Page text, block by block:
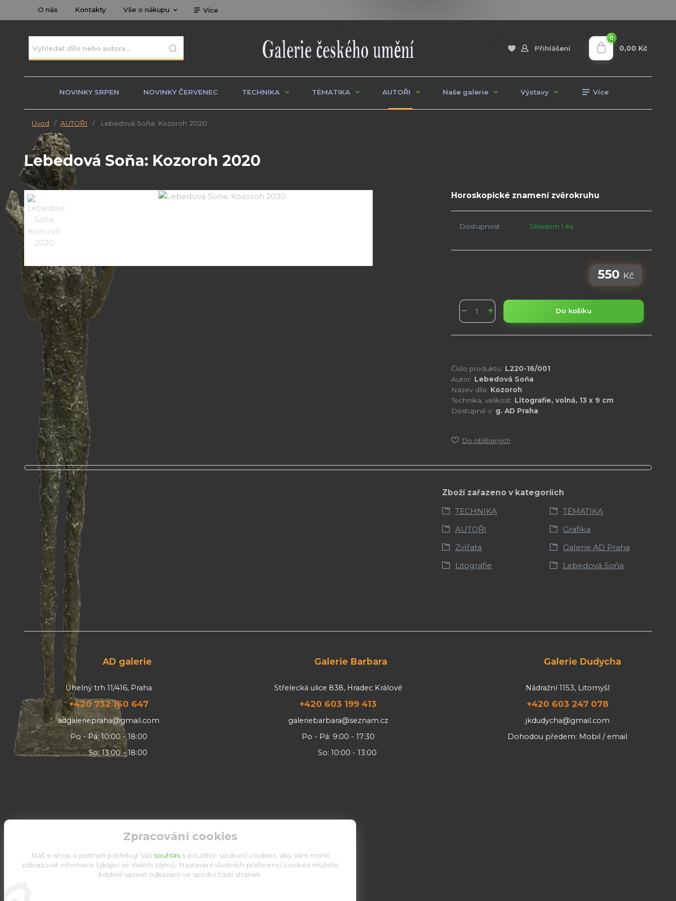
O nás Kontakty Vše o nákupu Více
Přihlášení
0
0,00 Kč
NOVINKY SRPEN NOVINKY ČERVENEC TECHNIKA TÉMATIKA AUTOŘI Naše galerie Výstavy Více
Úvod AUTOŘI Lebedová Soňa: Kozoroh 2020
Lebedová Soňa: Kozoroh 2020
Horoskopické znamení zvěrokruhu
Dostupnost Skladem 1 ks
550 Kč
Do košíku
Číslo produktu: L220-16/001
Autor: Lebedová Soňa
Název díla: Kozoroh
Technika, velikost: Litografie, volná, 13 x 9 cm
Dostupné v: g. AD Praha
Do oblíbených
Zboží zařazeno v kategoriích
TECHNIKA
TÉMATIKA
AUTOŘI
Grafika
Zvířata
Galerie AD Praha
Litografie
Lebedová Soňa
AD galerie
Uhelný trh 11/416, Praha
+420 732 160 647
adgaleriepraha@gmail.com
Po - Pá: 10:00 - 18:00
So: 13:00 - 18:00
Galerie Barbara
Střelecká ulice 838, Hradec Králové
+420 603 199 413
galeriebarbara@seznam.cz
Po - Pá: 9:00 - 17:30
So: 10:00 - 13:00
Galerie Dudycha
Nádražní 1153, Litomyšl
+420 603 247 078
jkdudycha@gmail.com
Dohodou předem: Mobil / email
Zpracování cookies
Náš e-shop a partneři potřebují Váš souhlas s použitím souborů cookies, aby Vám mohli
zobrazovat informace týkající se Vašich zájmů. Nastavení vlastních preferencí cookies můžete
kdykoli upravit odkazem ve spodní části stránek.